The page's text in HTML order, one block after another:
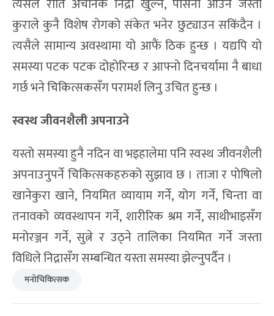
कुराले कुनै विशेष रोगको संकेत भनेर छुट्याउन सकिंदैन ।
त्यसैले सामान्य अवस्थामा यो आफैं ठिक हुन्छ । यद्यपि यो
समस्या पटक पटक दोहोरिन्छ र आफ्नो दिनचर्यामा नै बाधा
गर्छ भने चिकित्सकसँग परामर्श लिनु उचित हुन्छ ।
स्वस्थ जीवनशैली अपनाउने
यस्तो समस्या हुनै नदिन वा भइहालेमा पनि स्वस्थ जीवनशैली
अपनाउनुपर्ने चिकित्सकहरुको सुझाव छ । ताजा र पोषिलो
खानेकुरा खाने, नियमित व्यायाम गर्ने, योग गर्ने, चिन्ता वा
तनावको व्यवस्थापन गर्ने, शारीरिक श्रम गर्ने, साथीभाइसँग
मनोरञ्जन गर्ने, सुत्ने र उठ्ने तालिका नियमित गर्ने जस्ता
विधिले निद्रासँग सम्बन्धित यस्ता समस्या झेल्नुपर्दैन ।
मनोचिकित्सक